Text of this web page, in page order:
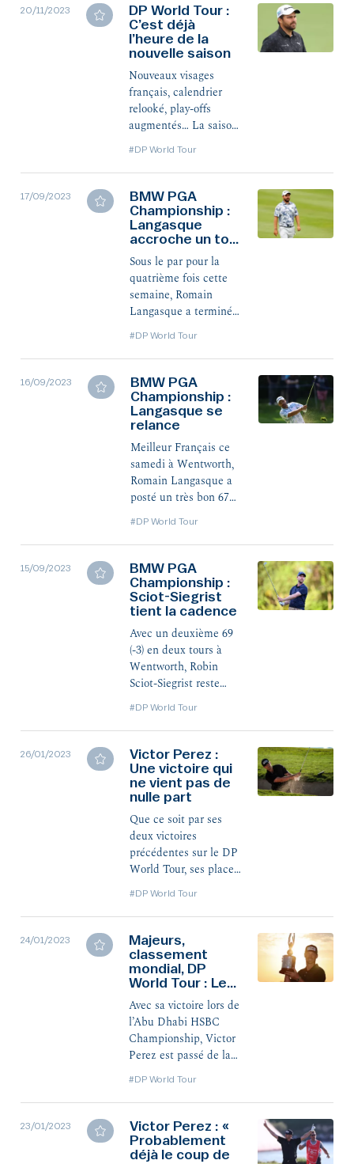
HSBC Championship,
par William Lecoq.
20/11/2023
DP World Tour :
C’est déjà
l’heure de la
nouvelle saison
Nouveaux visages
français, calendrier
relooké, play-offs
augmentés… La saison
cette semaine en
Australie et en Afrique
du Sud, présente
maintes nouveautés.
Tour d’horizon.
#DP World Tour
17/09/2023
BMW PGA
Championship :
Langasque
accroche un top
Sous le par pour la
quatrième fois cette
semaine, Romain
Langasque a terminé
grâce à un ultime 70
(-2). C'est le Néo-
Zélandais Ryan Fox
qui a triomphé.
#DP World Tour
16/09/2023
BMW PGA
Championship :
Langasque se
relance
Meilleur Français ce
samedi à Wentworth,
Romain Langasque a
posté un très bon 67
à -9, l'Azuréen est à
sept coups de Ludvig
Åberg.
#DP World Tour
15/09/2023
BMW PGA
Championship :
Sciot-Siegrist
tient la cadence
Avec un deuxième 69
(-3) en deux tours à
Wentworth, Robin
Sciot-Siegrist reste
position à quatre
coups des leaders.
#DP World Tour
26/01/2023
Victor Perez :
Une victoire qui
ne vient pas de
nulle part
Que ce soit par ses
deux victoires
précédentes sur le DP
World Tour, ses places
gros ou son sérieux
dans le travail au
quotidien, Victor
Perez a montré sa
capacité à briller sur
les grandes scènes.
D’où un succès, la
semaine passée, qui
n’a pas étonné grand
#DP World Tour
24/01/2023
Majeurs,
classement
mondial, DP
World Tour : Les
nouveaux
horizons de
Victor Perez
Avec sa victoire lors de
l’Abu Dhabi HSBC
Championship, Victor
Perez est passé de la
Une évolution qui,
surtout si elle se
poursuit, change le
paysage de la saison
#DP World Tour
23/01/2023
Victor Perez : «
Probablement
déjà le coup de